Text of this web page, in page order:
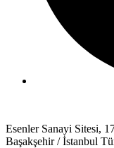
Esenler Sanayi Sitesi,
Başakşehir / İstanbul